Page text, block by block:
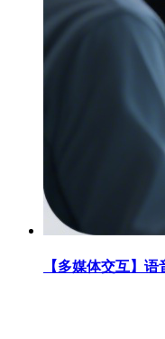
【多媒体交互】